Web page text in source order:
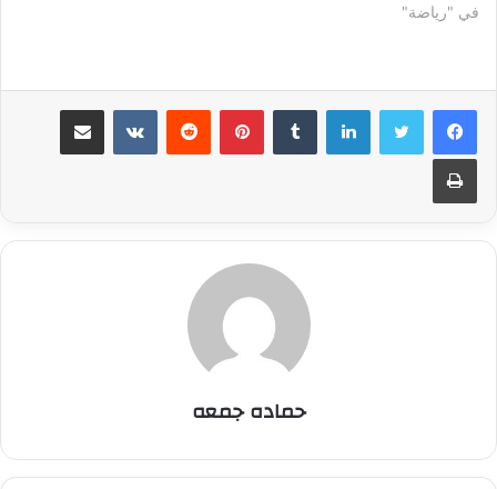
في "رياضة"
لينكدإن بينتيريست مشاركة عبر البريد
طباعة
حماده جمعه